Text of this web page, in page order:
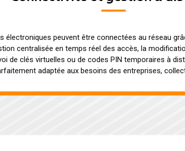
électroniques peuvent être connectées au réseau
centralisée en temps réel des accès, la
de clés virtuelles ou de codes PIN temporaires à
adaptée aux besoins des entreprises,